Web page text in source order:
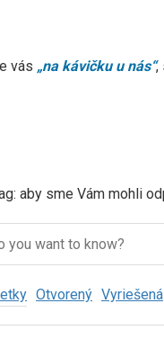
vás „na kávičku u nás“,
aby sme Vám mohli
Otvorený Vyriešená